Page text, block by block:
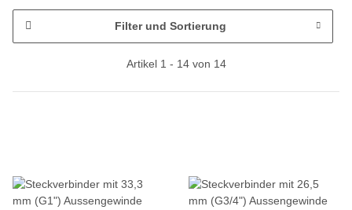
Filter und Sortierung
Artikel 1 - 14 von 14